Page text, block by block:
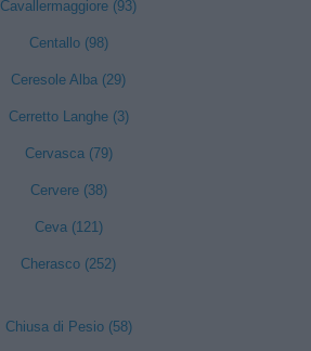
Cavallermaggiore (93)
Centallo (98)
Ceresole Alba (29)
Cerretto Langhe (3)
Cervasca (79)
Cervere (38)
Ceva (121)
Cherasco (252)
Chiusa di Pesio (58)